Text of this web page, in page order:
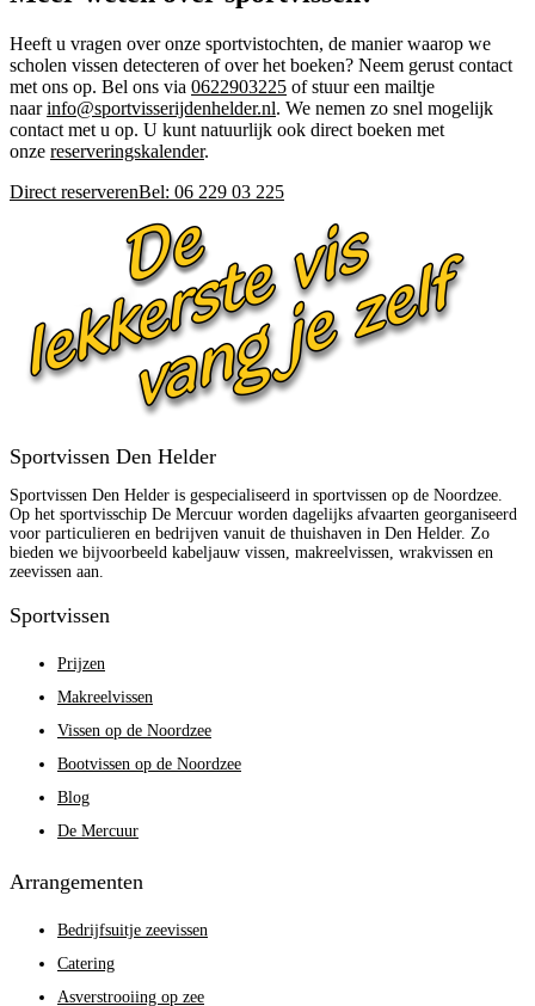
Heeft u vragen over onze sportvistochten, de manier waarop we
scholen vissen detecteren of over het boeken? Neem gerust contact
met ons op. Bel ons via 0622903225 of stuur een mailtje
naarinfo@sportvisserijdenhelder.nl. We nemen zo snel mogelijk
contact met u op. U kunt natuurlijk ook direct boeken met
onze reserveringskalender.
Direct reserverenBel: 06 229 03 225
Sportvissen Den Helder
Sportvissen Den Helder is gespecialiseerd in sportvissen op de Noordzee.
Op het sportvisschip De Mercuur worden dagelijks afvaarten georganiseerd
voor particulieren en bedrijven vanuit de thuishaven in Den Helder. Zo
bieden we bijvoorbeeld kabeljauw vissen, makreelvissen, wrakvissen en
zeevissen aan.
Sportvissen
Prijzen
Makreelvissen
Vissen op de Noordzee
Bootvissen op de Noordzee
Blog
De Mercuur
Arrangementen
Bedrijfsuitje zeevissen
Catering
Asverstrooiing op zee